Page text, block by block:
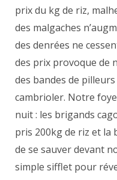
prix du kg de riz,
des malgaches
des denrées ne
des prix provoque de
des bandes de
cambrioler. Notre
nuit : les brigands
pris 200kg de riz et
de se sauver devant
simple sifflet pour